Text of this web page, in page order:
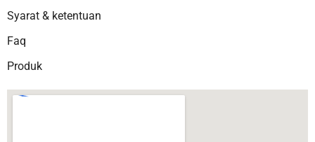
Syarat & ketentuan
Faq
Produk